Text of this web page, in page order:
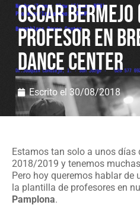
Oscar Bermejo
profesor en
Dance Center
Escrito el 30/08/2018
Estamos tan solo a unos días
2018/2019 y tenemos
Pero hoy queremos hablar de
la plantilla de profesores en
Pamplona.